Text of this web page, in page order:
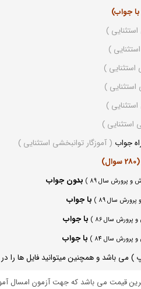
)
)
استثنایی )
استثنایی )
)
استثنایی )
جواب (آموزگار توانبخشی استثنایی )
(280 سوال)
و پرورش سال 89 )
بدون جواب
سال 89 )
با جواب
پرورش سال 86 )
با جواب
سال 84 )
با جواب
می باشد و همچنین میتوانید فایل ها را
قیمت می باشد که جهت آزمون امسال